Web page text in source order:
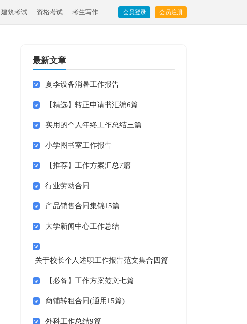
建筑考试 资格考试 考生写作 会员登录 会员注册
最新文章
夏季设备消暑工作报告
【精选】转正申请书汇编6篇
实用的个人年终工作总结三篇
小学图书室工作报告
【推荐】工作方案汇总7篇
行业劳动合同
产品销售合同集锦15篇
大学新闻中心工作总结
关于校长个人述职工作报告范文集合四篇
【必备】工作方案范文七篇
商铺转租合同(通用15篇)
外科工作总结9篇